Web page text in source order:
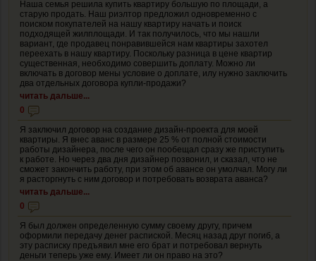
Наша семья решила купить квартиру большую по площади, а
старую продать. Наш риэлтор предложил одновременно с
поиском покупателей на нашу квартиру начать и поиск
подходящей жилплощади. И так получилось, что мы нашли
вариант, где продавец понравившейся нам квартиры захотел
переехать в нашу квартиру. Поскольку разница в цене квартир
существенная, необходимо совершить доплату. Можно ли
включать в договор мены условие о доплате, илу нужно заключить
два отдельных договора купли-продажи?
читать дальше...
0
Я заключил договор на создание дизайн-проекта для моей
квартиры. Я внес аванс в размере 25 % от полной стоимости
работы дизайнера, после чего он пообещал сразу же приступить
к работе. Но через два дня дизайнер позвонил, и сказал, что не
сможет закончить работу, при этом об авансе он умолчал. Могу ли
я расторгнуть с ним договор и потребовать возврата аванса?
читать дальше...
0
Я был должен определенную сумму своему другу, причем
оформили передачу денег распиской. Месяц назад друг погиб, а
эту расписку предъявил мне его брат и потребовал вернуть
деньги теперь уже ему. Имеет ли он право на это?